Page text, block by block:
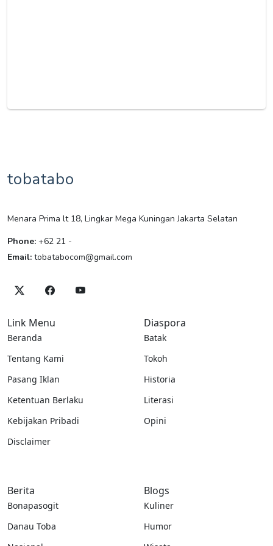
tobatabo
Menara Prima lt 18, Lingkar Mega Kuningan Jakarta Selatan
Phone: +62 21 -
Email: tobatabocom@gmail.com
Link Menu
Beranda
Tentang Kami
Pasang Iklan
Ketentuan Berlaku
Kebijakan Pribadi
Disclaimer
Diaspora
Batak
Tokoh
Historia
Literasi
Opini
Berita
Bonapasogit
Danau Toba
Blogs
Kuliner
Humor